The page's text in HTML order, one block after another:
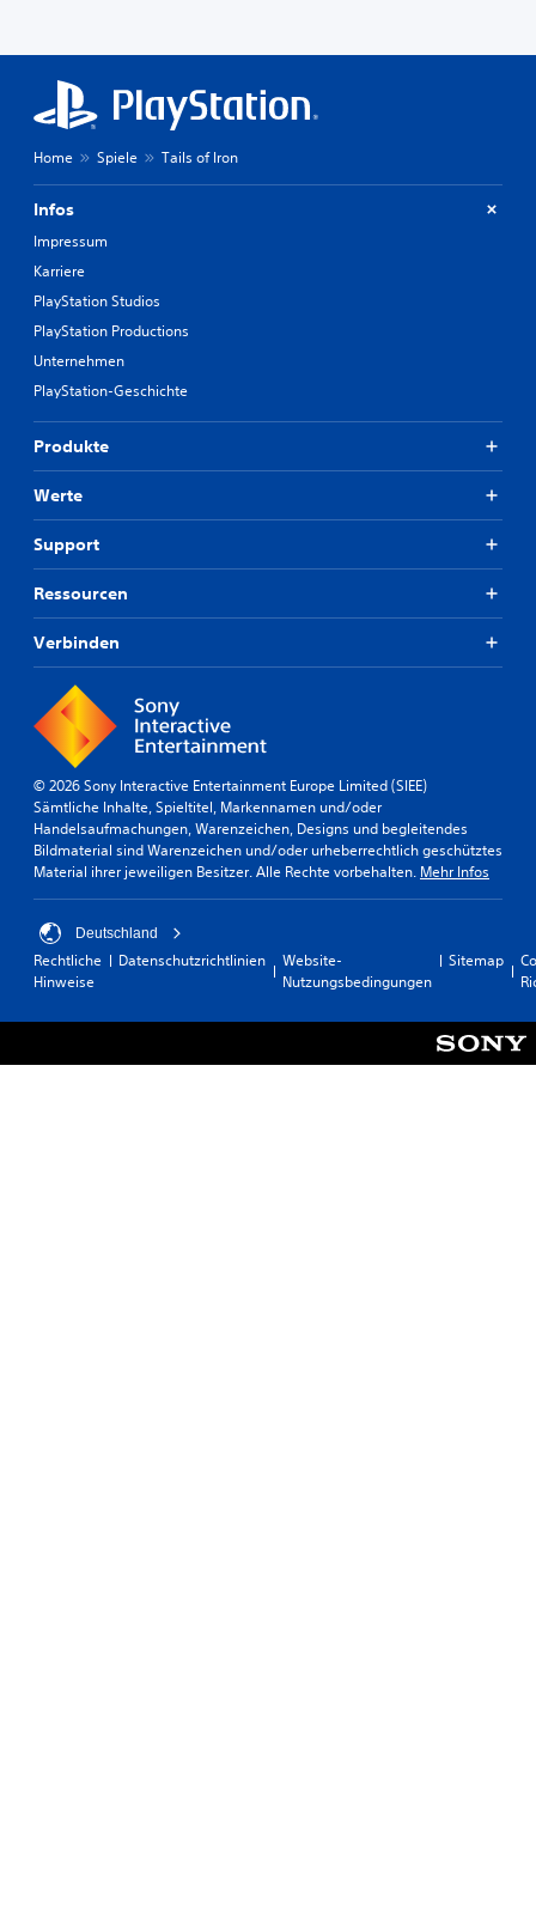
Home Spiele Tails of Iron
Infos
Impressum
Karriere
PlayStation Studios
PlayStation Productions
Unternehmen
PlayStation-Geschichte
Produkte
Werte
Support
Ressourcen
Verbinden
© 2026 Sony Interactive Entertainment Europe Limited (SIEE)
Sämtliche Inhalte, Spieltitel, Markennamen und/oder
Handelsaufmachungen, Warenzeichen, Designs und begleitendes
Bildmaterial sind Warenzeichen und/oder urheberrechtlich geschütztes
Material ihrer jeweiligen Besitzer. Alle Rechte vorbehalten. Mehr Infos
Deutschland
Rechtliche
Hinweise
Datenschutzrichtlinien
Website-
Nutzungsbedingungen
Sitemap